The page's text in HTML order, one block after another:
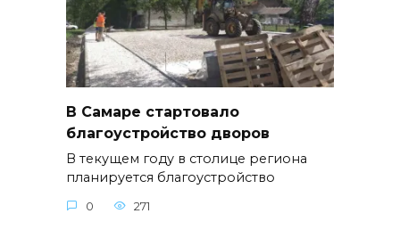
В Самаре стартовало
благоустройство дворов
В текущем году в столице региона
планируется благоустройство
0 271